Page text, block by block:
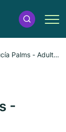
Palms - Adults
-